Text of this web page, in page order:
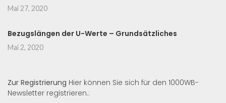
Mai 27, 2020
Bezugslängen der U-Werte – Grundsätzliches
Mai 2, 2020
Zur Registrierung Hier können Sie sich für den 1000WB-
Newsletter registrieren.: